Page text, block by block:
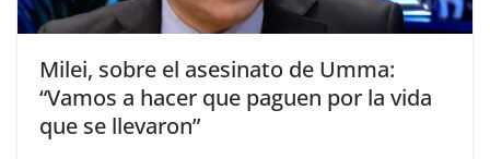
Milei, sobre el asesinato de Umma:
“Vamos a hacer que paguen por la vida
que se llevaron”